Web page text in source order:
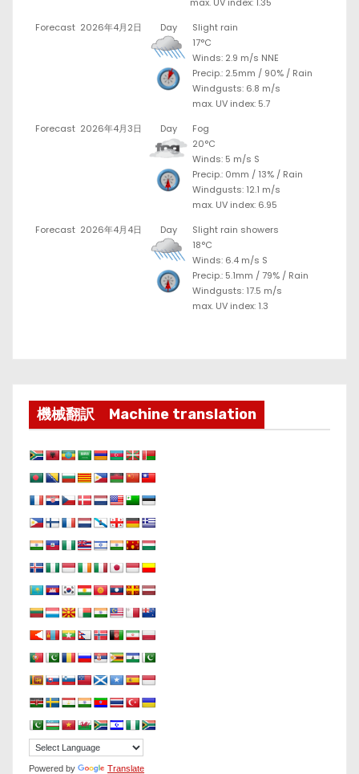
Forecast 2026年4月2日 Day
Slight rain
17°C
Winds: 2.9 m/s NNE
Precip.: 2.5mm / 90% / Rain
Windgusts: 6.8 m/s
max. UV index: 5.7
Forecast 2026年4月3日 Day
Fog
20°C
Winds: 5 m/s S
Precip.: 0mm / 13% / Rain
Windgusts: 12.1 m/s
max. UV index: 6.95
Forecast 2026年4月4日 Day
Slight rain showers
18°C
Winds: 6.4 m/s S
Precip.: 5.1mm /79% / Rain
Windgusts: 17.5 m/s
max. UV index: 1.3
機械翻訳 Machine translation
Powered by Translate